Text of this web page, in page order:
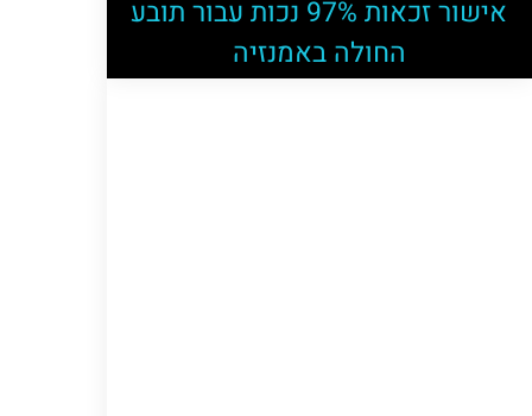
אישור זכאות 97% נכות עבור תובע
החולה באמנזיה